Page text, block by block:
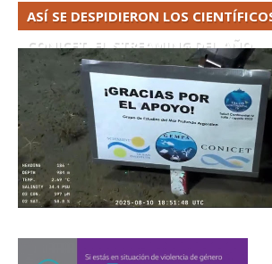
ASÍ SE DESPIDIERON LOS
CONICET. EL STREAMING DEL AÑO